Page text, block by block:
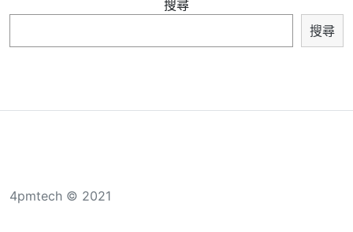
搜尋
搜尋
4pmtech © 2021